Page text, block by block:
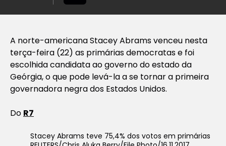
A norte-americana Stacey Abrams venceu nesta
terça-feira (22) as primárias democratas e foi
escolhida candidata ao governo do estado da
Geórgia, o que pode levá-la a se tornar a primeira
governadora negra dos Estados Unidos.
Do R7
Stacey Abrams teve 75,4% dos votos em primárias